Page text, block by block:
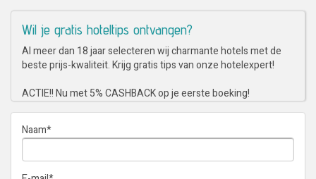
Wil je gratis hoteltips ontvangen?
Al meer dan 18 jaar selecteren wij charmante hotels met de
beste prijs-kwaliteit. Krijg gratis tips van onze hotelexpert!
ACTIE!! Nu met 5% CASHBACK op je eerste boeking!
Naam*